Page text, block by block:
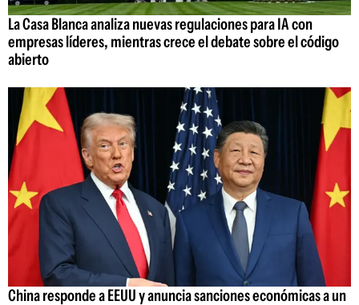
La Casa Blanca analiza nuevas regulaciones para IA con
empresas líderes, mientras crece el debate sobre el código
abierto
China responde a EEUU y anuncia sanciones económicas a un